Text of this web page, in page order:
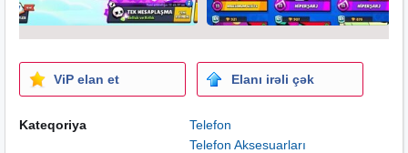
ViP elan et Elanı irəli çək
Kateqoriya
Telefon
Telefon Aksesuarları